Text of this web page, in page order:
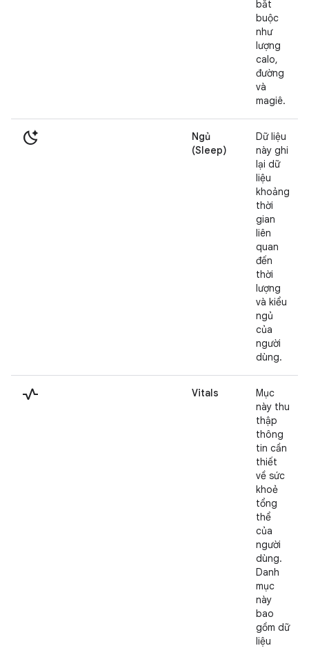
bắt
buộc
như
lượng
calo,
đường
và
magiê.
sleep_auto
Ngủ
(Sleep)
Dữ liệu
này ghi
lại dữ
liệu
khoảng
thời
gian
liên
quan
đến
thời
lượng
và kiểu
ngủ
của
người
dùng.
vital_signs Vitals
Mục
này thu
thập
thông
tin cần
thiết
về sức
khoẻ
tổng
thể
của
người
dùng.
Danh
mục
này
bao
gồm dữ
liệu